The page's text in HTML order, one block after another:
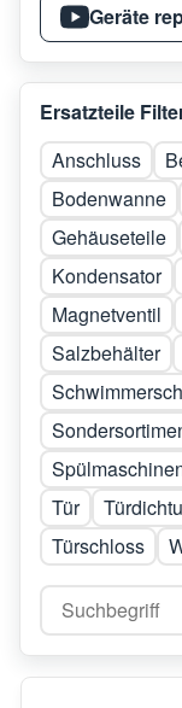
Geräte
Ersatzteile
Anschluss
Bodenwanne
Gehäuseteile
Kondensator
Magnetventil
Salzbehälter
Tür
Türschloss